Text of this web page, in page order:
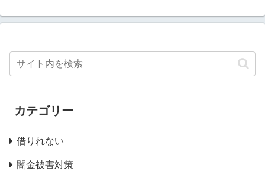
カテゴリー
借りれない
闇金被害対策